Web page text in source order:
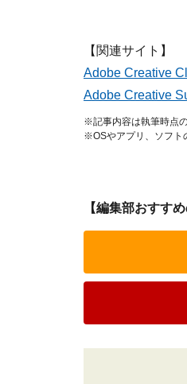
【関連サイト】
Adobe Creative
Adobe Creative
※記事内容は執筆時点
※OSやアプリ、ソフト
【編集部おすす